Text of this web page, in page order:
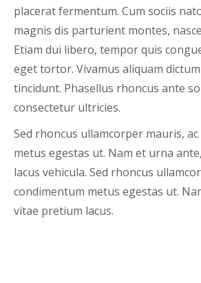
placerat fermentum. Cum sociis
magnis dis parturient montes,
Etiam dui libero, tempor quis
eget tortor. Vivamus aliquam
tincidunt. Phasellus rhoncus ante
consectetur ultricies.
Sed rhoncus ullamcorper mauris,
metus egestas ut. Nam et urna
lacus vehicula. Sed rhoncus
condimentum metus egestas ut.
vitae pretium lacus.